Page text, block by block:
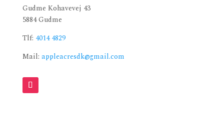
Gudme Kohavevej 43
5884 Gudme
Tlf: 4014 4829
Mail: appleacresdk@gmail.com